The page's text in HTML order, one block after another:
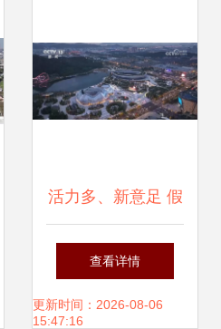
活力多、新意足 假
日经济赋能家用视
听设备消费，释放
查看详情
更新时间：2026-08-06
15:47:16